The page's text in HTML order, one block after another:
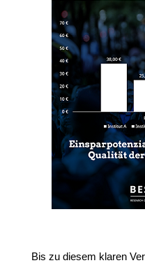
Bis zu diesem klaren